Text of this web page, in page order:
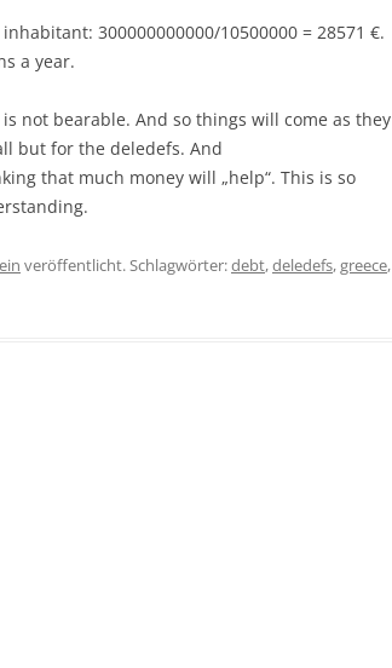
300000000000/10500000 = 28571 €.
a year.
not bearable. And so things will come as they
but for the deledefs. And
that much money will „help“. This is so
veröffentlicht. Schlagwörter:debt,deledefs,greece,